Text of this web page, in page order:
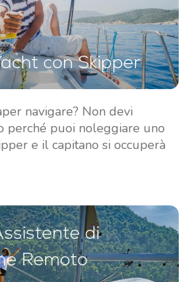
con Skipper
navigare? Non devi
perché puoi noleggiare uno
e il capitano si occuperà
di
Remoto
Destinazioni
Biograd na Moru
Regione di Vela di Sibenik
Vodice
Rogoznica